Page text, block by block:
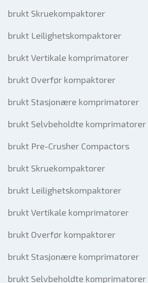
brukt Skruekompaktorer
brukt Leilighetskompaktorer
brukt Vertikale komprimatorer
brukt Overfør kompaktorer
brukt Stasjonære komprimatorer
brukt Selvbeholdte komprimatorer
brukt Pre-Crusher Compactors
brukt Skruekompaktorer
brukt Leilighetskompaktorer
brukt Vertikale komprimatorer
brukt Overfør kompaktorer
brukt Stasjonære komprimatorer
brukt Selvbeholdte komprimatorer